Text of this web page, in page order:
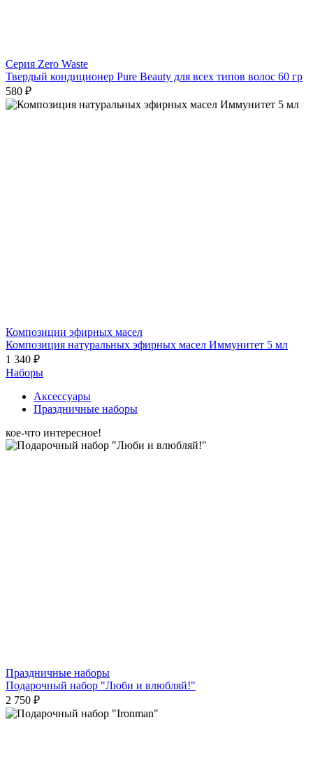
Серия Zero Waste
Твердый кондиционер Pure Beauty для всех типов волос 60 гр
580 ₽
Композиции эфирных масел
Композиция натуральных эфирных масел Иммунитет 5 мл
1 340 ₽
Наборы
Аксессуары
Праздничные наборы
кое-что интересное!
Праздничные наборы
Подарочный набор "Люби и влюбляй!"
2 750 ₽